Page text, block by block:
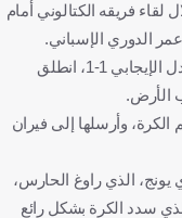
كرة قدم
فريقه الكتالوني أمام
ففي الدقيقة 40، وعندما كانت النتيجة تشير للتعادل الإيجابي 1-1، انطلق
الأرض.
الكرة، وأرسلها إلى فيران
الذي راوغ الحارس،
سدد الكرة بشكل رائع